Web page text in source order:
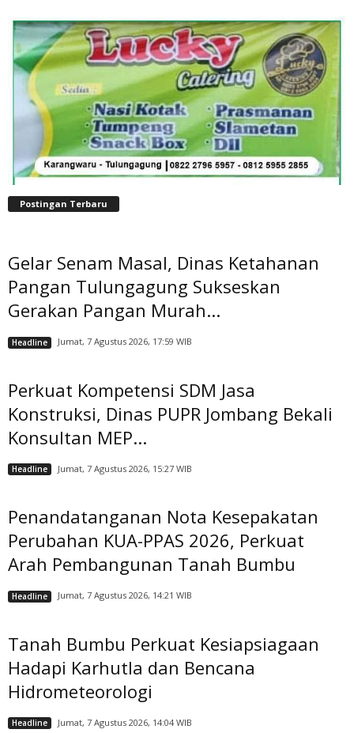
Postingan Terbaru
Gelar Senam Masal, Dinas Ketahanan
Pangan Tulungagung Sukseskan
Gerakan Pangan Murah...
Headline Jumat, 7 Agustus 2026, 17:59 WIB
Perkuat Kompetensi SDM Jasa
Konstruksi, Dinas PUPR Jombang Bekali
Konsultan MEP...
Headline Jumat, 7 Agustus 2026, 15:27 WIB
Penandatanganan Nota Kesepakatan
Perubahan KUA-PPAS 2026, Perkuat
Arah Pembangunan Tanah Bumbu
Headline Jumat, 7 Agustus 2026, 14:21 WIB
Tanah Bumbu Perkuat Kesiapsiagaan
Hadapi Karhutla dan Bencana
Hidrometeorologi
Headline Jumat, 7 Agustus 2026, 14:04 WIB